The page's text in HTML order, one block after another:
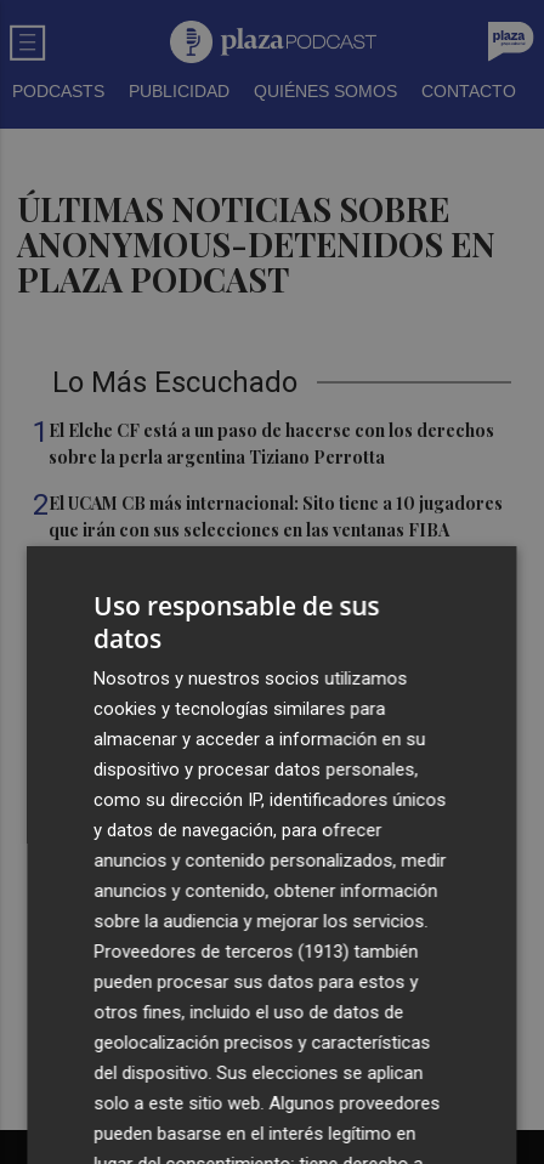
PODCASTS PUBLICIDAD QUIÉNES SOMOS CONTACTO
ÚLTIMAS NOTICIAS SOBRE
ANONYMOUS-DETENIDOS EN
PLAZA PODCAST
Lo Más Escuchado
1 El Elche CF está a un paso de hacerse con los derechos
sobre la perla argentina Tiziano Perrotta
2El UCAM CB más internacional: Sito tiene a 10 jugadores
que irán con sus selecciones en las ventanas FIBA
exporta a África: Marruecos, el primer destino
La Región de Murcia celebra la Semana de la Juventud
con cinco días de actividades
El coste de la vivienda: 1.338 € netos al mes, el salario
mínimo para poder comprar una vivienda en Castellón
Recibe toda la actualidad de
Plaza Podcast en tu correo
Quiero suscribirme
Uso responsable de sus
datos
Nosotros y nuestros socios utilizamos
cookies y tecnologías similares para
almacenar y acceder a información en su
dispositivo y procesar datos personales,
como su dirección IP, identificadores únicos
y datos de navegación, para ofrecer
anuncios y contenido personalizados, medir
anuncios y contenido, obtener información
sobre la audiencia y mejorar los servicios.
Proveedores de terceros (1913) también
pueden procesar sus datos para estos y
otros fines, incluido el uso de datos de
geolocalización precisos y características
del dispositivo. Sus elecciones se aplican
solo a este sitio web. Algunos proveedores
pueden basarse en el interés legítimo en